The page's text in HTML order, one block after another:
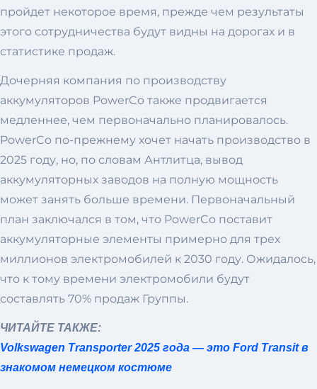
пройдет некоторое время, прежде чем результаты
этого сотрудничества будут видны на дорогах и в
статистике продаж.
Дочерняя компания по производству
аккумуляторов PowerCo также продвигается
медленнее, чем первоначально планировалось.
PowerCo по-прежнему хочет начать производство в
2025 году, но, по словам Антлитца, вывод
аккумуляторных заводов на полную мощность
может занять больше времени. Первоначальный
план заключался в том, что PowerCo поставит
аккумуляторные элементы примерно для трех
миллионов электромобилей к 2030 году. Ожидалось,
что к тому времени электромобили будут
составлять 70% продаж Группы.
ЧИТАЙТЕ ТАКЖЕ:
Volkswagen Transporter 2025 года — это Ford Transit в
знакомом немецком костюме